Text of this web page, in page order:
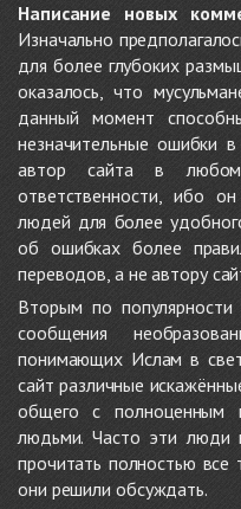
Написание новых
Изначально
для более глубоких
оказалось, что
данный момент
незначительные ошибки
автор сайта в
ответственности, ибо
людей для более
об ошибках более
переводов, а не автору
Вторым по популярности
сообщения
понимающих Ислам в
сайт различные
общего с полноценным
людьми. Часто эти люди
прочитать полностью все
они решили обсуждать.